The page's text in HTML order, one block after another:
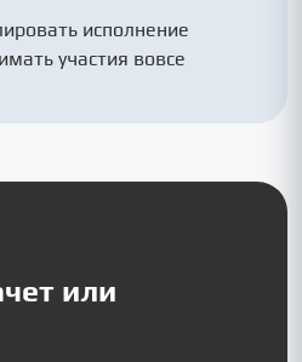
исполнение
участия вовсе
или